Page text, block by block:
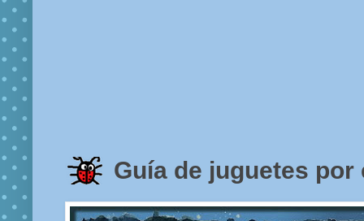
Guía de juguetes por